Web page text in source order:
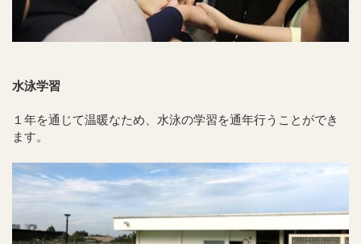
水泳学習
１年を通じて温暖なため、水泳の学習を通年行うことができ
ます。